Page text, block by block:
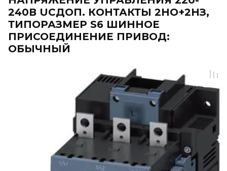
240В UCДОП. КОНТАКТЫ 2НО+2НЗ,
ТИПОРАЗМЕР S6 ШИННОЕ
ПРИСОЕДИНЕНИЕ ПРИВОД:
ОБЫЧНЫЙ